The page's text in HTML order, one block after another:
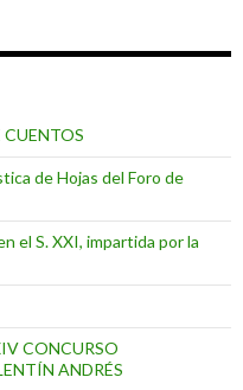
CUENTOS
de Hojas del Foro de
el S. XXI, impartida por la
CONCURSO
ANDRÉS